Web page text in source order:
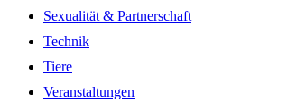
Sexualität & Partnerschaft
Technik
Tiere
Veranstaltungen